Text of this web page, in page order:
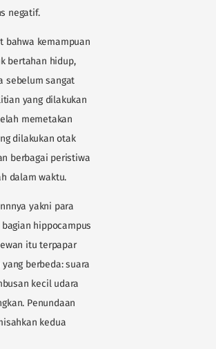
negatif.
bahwa kemampuan
bertahan hidup,
sebelum sangat
yang dilakukan
memetakan
dilakukan otak
berbagai peristiwa
dalam waktu.
yakni para
hippocampus
itu terpapar
berbeda: suara
kecil udara
Penundaan
kedua